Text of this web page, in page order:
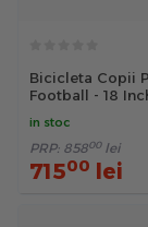
Bicicleta Copii
Football - 18
in stoc
PRP: 85800 lei
71500 lei